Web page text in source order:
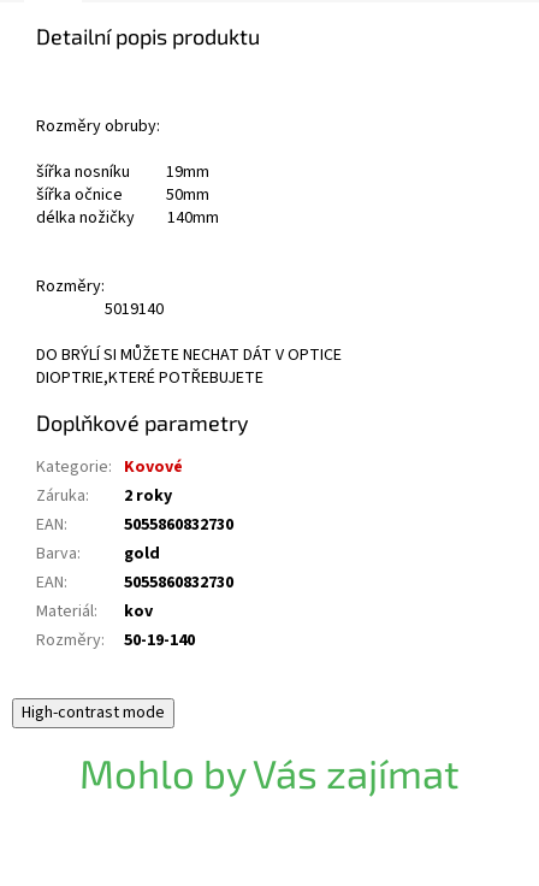
Detailní popis produktu
Rozměry obruby:
šířka nosníku 19mm
šířka očnice 50mm
délka nožičky 140mm
Rozměry:
5019140
DO BRÝLÍ SI MŮŽETE NECHAT DÁT V OPTICE
DIOPTRIE,KTERÉ POTŘEBUJETE
Doplňkové parametry
Kategorie: Kovové
Záruka:
2 roky
EAN:
5055860832730
Barva:
gold
EAN:
5055860832730
Materiál:
kov
Rozměry: 50-19-140
High-contrast mode
Mohlo by Vás zajímat